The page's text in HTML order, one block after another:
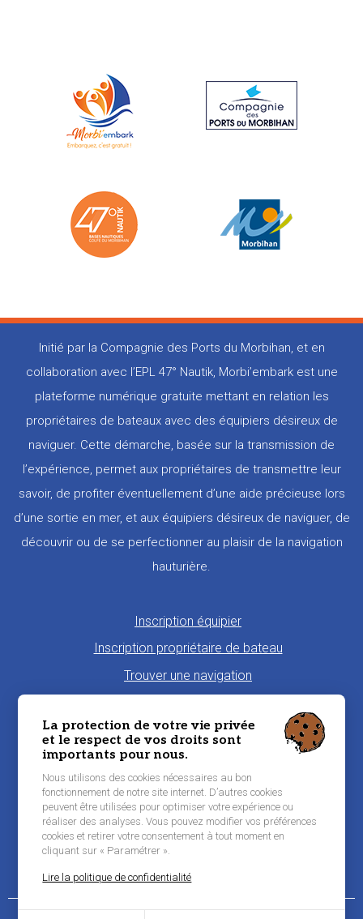
Initié par la Compagnie des Ports du Morbihan, et en
collaboration avec l’EPL 47° Nautik, Morbi’embark est une
plateforme numérique gratuite mettant en relation les
propriétaires de bateaux avec des équipiers désireux de
naviguer. Cette démarche, basée sur la transmission de
l’expérience, permet aux propriétaires de transmettre leur
savoir, de profiter éventuellement d’une aide précieuse lors
d’une sortie en mer, et aux équipiers désireux de naviguer, de
découvrir ou de se perfectionner au plaisir de la navigation
hauturière.
Inscription équipier
Inscription propriétaire de bateau
Trouver une navigation
La charte Morbi'Embark
Niveau de pratique maritime
Conditions générales d'utilisation
Contacter Morbi’Embark
Mentions légales
La protection de votre vie privée
et le respect de vos droits sont
importants pour nous.
Nous utilisons des cookies nécessaires au bon
fonctionnement de notre site internet. D’autres cookies
peuvent être utilisées pour optimiser votre expérience ou
réaliser des analyses. Vous pouvez modifier vos préférences
cookies et retirer votre consentement à tout moment en
cliquant sur « Paramétrer ».
Lire la politique de confidentialité